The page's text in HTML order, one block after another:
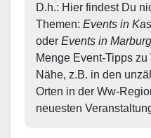
D.h.: Hier findest Du
Themen: Events in
oder Events in Marburg
Menge Event-Tipps
Nähe, z.B. in den
Orten in der Ww-
neuesten